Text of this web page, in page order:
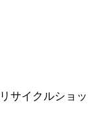
リサイクルショッ